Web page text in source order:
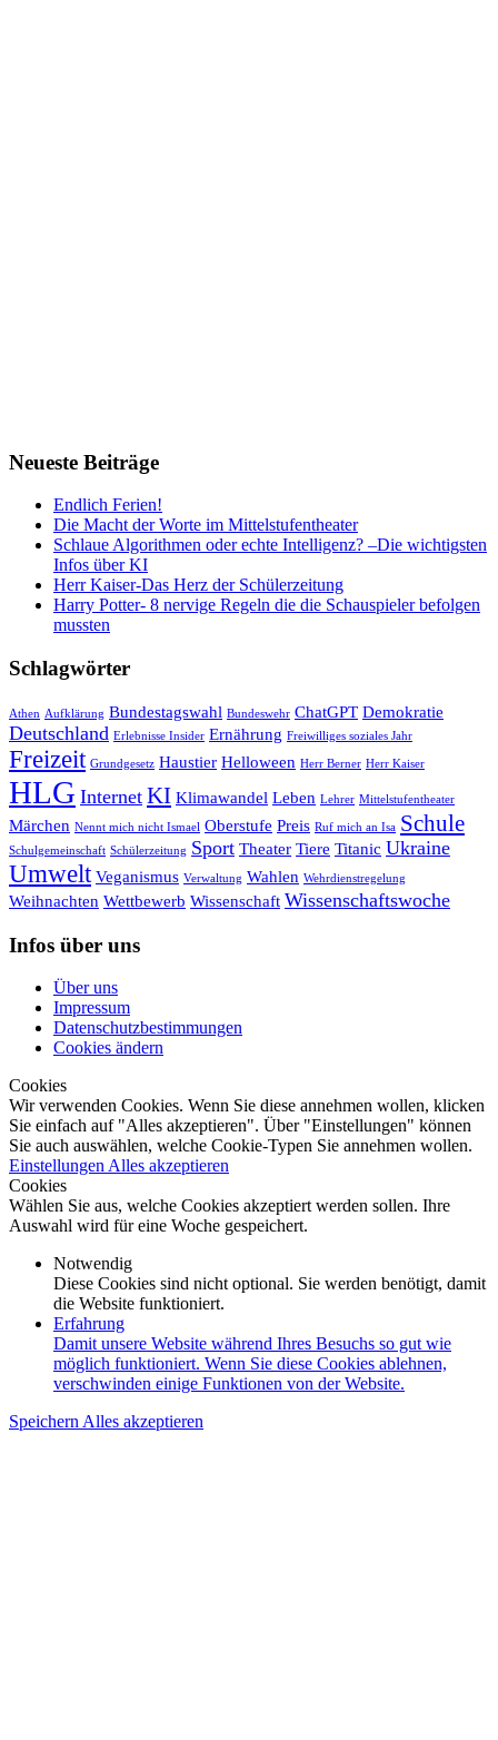
Neueste Beiträge
Endlich Ferien!
Die Macht der Worte im Mittelstufentheater
Schlaue Algorithmen oder echte Intelligenz? –Die wichtigsten
Infos über KI
Herr Kaiser-Das Herz der Schülerzeitung
Harry Potter- 8 nervige Regeln die die Schauspieler befolgen
mussten
Schlagwörter
Athen Aufklärung Bundestagswahl Bundeswehr ChatGPT Demokratie
Deutschland Erlebnisse Insider Ernährung Freiwilliges soziales Jahr
Freizeit Grundgesetz Haustier Helloween Herr Berner Herr Kaiser
HLG Internet KI Klimawandel Leben Lehrer Mittelstufentheater
Märchen Nennt mich nicht Ismael Oberstufe Preis Ruf mich an Isa Schule
Schulgemeinschaft Schülerzeitung Sport Theater Tiere Titanic Ukraine
Umwelt Veganismus Verwaltung Wahlen Wehrdienstregelung
Weihnachten Wettbewerb Wissenschaft Wissenschaftswoche
Infos über uns
Über uns
Impressum
Datenschutzbestimmungen
Cookies ändern
Cookies
Wir verwenden Cookies. Wenn Sie diese annehmen wollen, klicken
Sie einfach auf "Alles akzeptieren". Über "Einstellungen" können
Sie auch auswählen, welche Cookie-Typen Sie annehmen wollen.
Einstellungen Alles akzeptieren
Cookies
Wählen Sie aus, welche Cookies akzeptiert werden sollen. Ihre
Auswahl wird für eine Woche gespeichert.
Notwendig
Diese Cookies sind nicht optional. Sie werden benötigt, damit
die Website funktioniert.
Erfahrung
Damit unsere Website während Ihres Besuchs so gut wie
möglich funktioniert. Wenn Sie diese Cookies ablehnen,
verschwinden einige Funktionen von der Website.
Speichern Alles akzeptieren